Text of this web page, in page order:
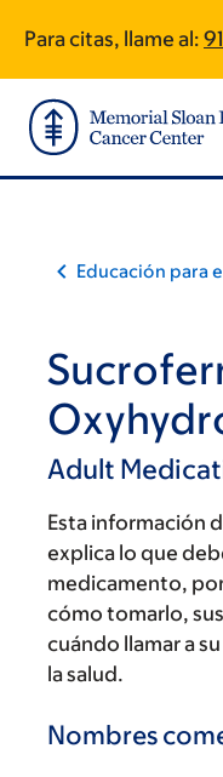
main
content
footer
Para citas, llame al:
Educación para
Adult
Esta información
explica lo que
medicamento,
cómo tomarlo,
cuándo llamar a
la salud.
Nombres